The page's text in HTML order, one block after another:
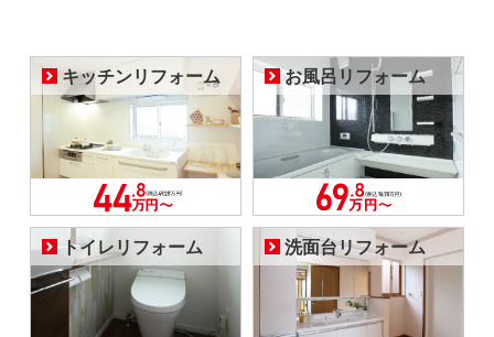
キッチンリフォーム お風呂リフォーム
トイレリフォーム 洗面台リフォーム